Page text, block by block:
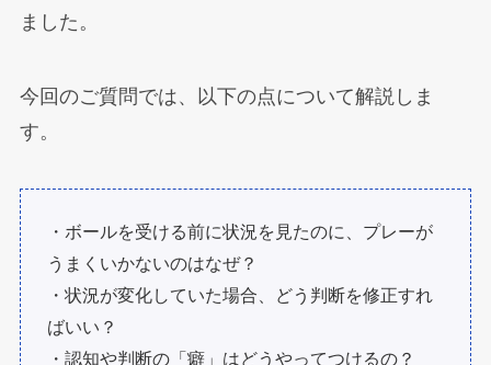
ました。
今回のご質問では、以下の点について解説しま
す。
・ボールを受ける前に状況を見たのに、プレーが
うまくいかないのはなぜ？
・状況が変化していた場合、どう判断を修正すれ
ばいい？
・認知や判断の「癖」はどうやってつけるの？